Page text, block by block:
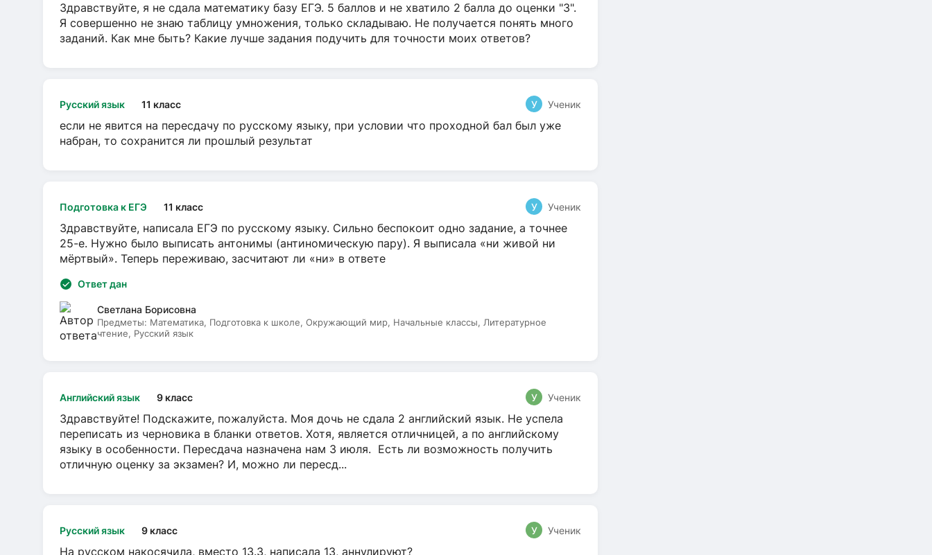
Здравствуйте, я не сдала математику базу ЕГЭ. 5 баллов и не хватило 2 балла до оценки "3".
Я совершенно не знаю таблицу умножения, только складываю. Не получается понять много
заданий. Как мне быть? Какие лучше задания подучить для точности моих ответов?
Русский язык 11 класс У Ученик
если не явится на пересдачу по русскому языку, при условии что проходной бал был уже
набран, то сохранится ли прошлый результат
Подготовка к ЕГЭ 11 класс У Ученик
Здравствуйте, написала ЕГЭ по русскому языку. Сильно беспокоит одно задание, а точнее
25-е. Нужно было выписать антонимы (антиномическую пару). Я выписала «ни живой ни
мёртвый». Теперь переживаю, засчитают ли «ни» в ответе
Ответ дан
Светлана Борисовна
Предметы: Математика, Подготовка к школе, Окружающий мир, Начальные классы, Литературное
чтение, Русский язык
Английский язык 9 класс У Ученик
Здравствуйте! Подскажите, пожалуйста. Моя дочь не сдала 2 английский язык. Не успела
переписать из черновика в бланки ответов. Хотя, является отличницей, а по английскому
языку в особенности. Пересдача назначена нам 3 июля. Есть ли возможность получить
отличную оценку за экзамен? И, можно ли пересд...
Русский язык 9 класс У Ученик
На русском накосячила, вместо 13.3, написала 13, аннулируют?